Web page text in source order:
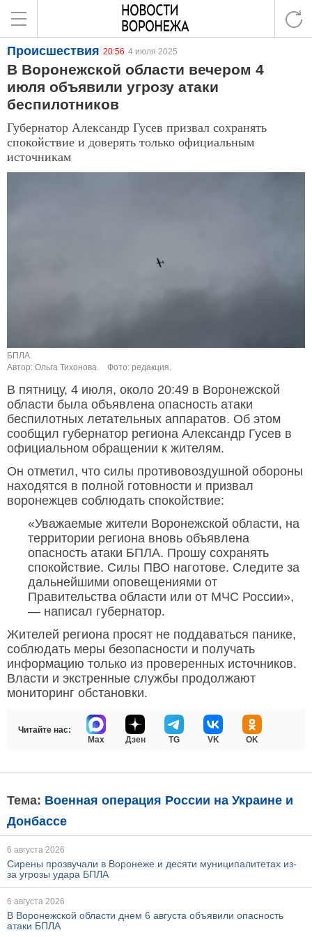
Происшествия 20:56 4 июля 2025
В Воронежской области вечером 4
июля объявили угрозу атаки
беспилотников
Губернатор Александр Гусев призвал сохранять
спокойствие и доверять только официальным
источникам
БПЛА.
Автор: Ольга Тихонова.
Фото: редакция.
В пятницу, 4 июля, около 20:49 в Воронежской
области была объявлена опасность атаки
беспилотных летательных аппаратов. Об этом
сообщил губернатор региона Александр Гусев в
официальном обращении к жителям.
Он отметил, что силы противовоздушной обороны
находятся в полной готовности и призвал
воронежцев соблюдать спокойствие:
«Уважаемые жители Воронежской области, на
территории региона вновь объявлена
опасность атаки БПЛА. Прошу сохранять
спокойствие. Силы ПВО наготове. Следите за
дальнейшими оповещениями от
Правительства области или от МЧС России»,
— написал губернатор.
Жителей региона просят не поддаваться панике,
соблюдать меры безопасности и получать
информацию только из проверенных источников.
Власти и экстренные службы продолжают
мониторинг обстановки.
Читайте нас:
Max
Дзен TG VK OK
Тема: Военная операция России на Украине и
Донбассе
6 августа 2026
Сирены прозвучали в Воронеже и десяти муниципалитетах из-
за угрозы удара БПЛА
6 августа 2026
В Воронежской области днем 6 августа объявили опасность
атаки БПЛА